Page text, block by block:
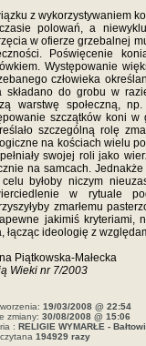
z wykorzystywaniem
polowań, a
w ofierze grzebalnej
Poświęcenie
Występowanie
człowieka
składano do grobu w
warstwę społeczną,
szczątków koni
szczególną rolę
na kościach wielu
swojej roli jako
na samcach.
byłoby niczym
w rytuale
zmarłemu
jakimiś kryteriami,
łącząc ideologię z
Piątkowska-Małecka
Wieki nr 7/2003
19/03/2008 @ 22:54
zmiany: 30/08/2008 @ 15:06
: RELIGIE WYMARŁE -
194929 razy